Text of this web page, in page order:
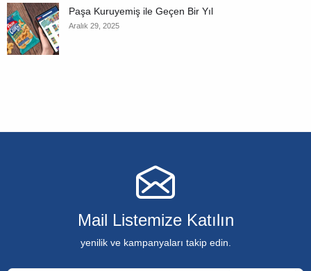
Paşa Kuruyemiş ile Geçen Bir Yıl
Aralık 29, 2025
Mail Listemize Katılın
yenilik ve kampanyaları takip edin.